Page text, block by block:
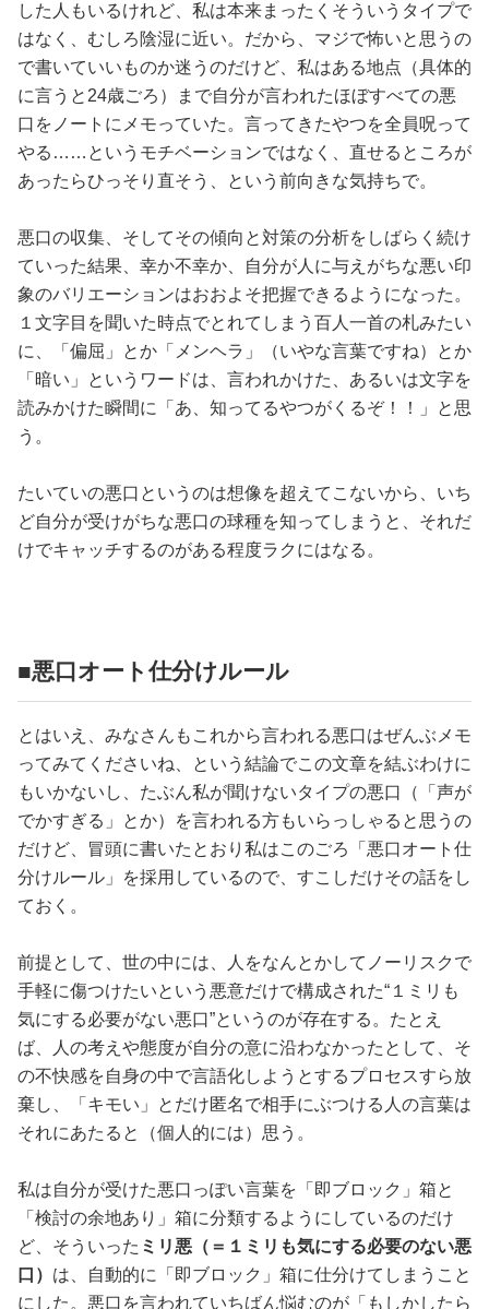
した人もいるけれど、私は本来まったくそういうタイプで
はなく、むしろ陰湿に近い。だから、マジで怖いと思うの
で書いていいものか迷うのだけど、私はある地点（具体的
に言うと24歳ごろ）まで自分が言われたほぼすべての悪
口をノートにメモっていた。言ってきたやつを全員呪って
やる……というモチベーションではなく、直せるところが
あったらひっそり直そう、という前向きな気持ちで。
悪口の収集、そしてその傾向と対策の分析をしばらく続け
ていった結果、幸か不幸か、自分が人に与えがちな悪い印
象のバリエーションはおおよそ把握できるようになった。
１文字目を聞いた時点でとれてしまう百人一首の札みたい
に、「偏屈」とか「メンヘラ」（いやな言葉ですね）とか
「暗い」というワードは、言われかけた、あるいは文字を
読みかけた瞬間に「あ、知ってるやつがくるぞ！！」と思
う。
たいていの悪口というのは想像を超えてこないから、いち
ど自分が受けがちな悪口の球種を知ってしまうと、それだ
けでキャッチするのがある程度ラクにはなる。
■悪口オート仕分けルール
とはいえ、みなさんもこれから言われる悪口はぜんぶメモ
ってみてくださいね、という結論でこの文章を結ぶわけに
もいかないし、たぶん私が聞けないタイプの悪口（「声が
でかすぎる」とか）を言われる方もいらっしゃると思うの
だけど、冒頭に書いたとおり私はこのごろ「悪口オート仕
分けルール」を採用しているので、すこしだけその話をし
ておく。
前提として、世の中には、人をなんとかしてノーリスクで
手軽に傷つけたいという悪意だけで構成された“１ミリも
気にする必要がない悪口”というのが存在する。たとえ
ば、人の考えや態度が自分の意に沿わなかったとして、そ
の不快感を自身の中で言語化しようとするプロセスすら放
棄し、「キモい」とだけ匿名で相手にぶつける人の言葉は
それにあたると（個人的には）思う。
私は自分が受けた悪口っぽい言葉を「即ブロック」箱と
「検討の余地あり」箱に分類するようにしているのだけ
ど、そういった ミリ悪（＝１ミリも気にする必要のない悪
口） は、自動的に「即ブロック」箱に仕分けてしまうこと
にした。悪口を言われていちばん悩むのが「もしかしたら